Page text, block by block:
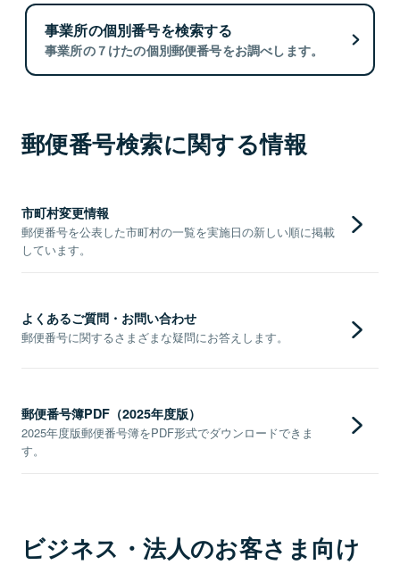
事業所の個別番号を検索する
事業所の７けたの個別郵便番号をお調べします。
郵便番号検索に関する情報
市町村変更情報
郵便番号を公表した市町村の一覧を実施日の新しい順に掲載
しています。
よくあるご質問・お問い合わせ
郵便番号に関するさまざまな疑問にお答えします。
郵便番号簿PDF（2025年度版）
2025年度版郵便番号簿をPDF形式でダウンロードできま
す。
ビジネス・法人のお客さま向け